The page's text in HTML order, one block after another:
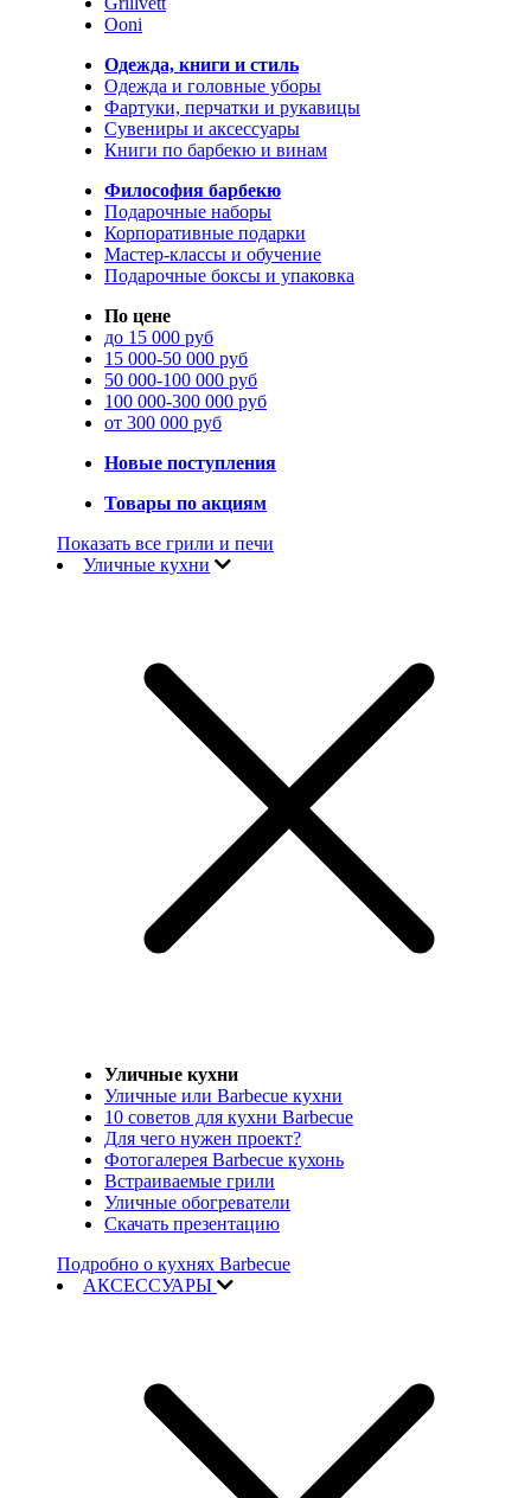
Ooni
Одежда, книги и стиль
Одежда и головные уборы
Фартуки, перчатки и рукавицы
Сувениры и аксессуары
Книги по барбекю и винам
Философия барбекю
Подарочные наборы
Корпоративные подарки
Мастер-классы и обучение
Подарочные боксы и упаковка
По цене
до 15 000 руб
15 000-50 000 руб
50 000-100 000 руб
100 000-300 000 руб
от 300 000 руб
Новые поступления
Товары по акциям
Показать все грили и печи
Уличные кухни
Уличные кухни
Уличные или Barbecue кухни
10 советов для кухни Barbecue
Для чего нужен проект?
Фотогалерея Barbecue кухонь
Встраиваемые грили
Уличные обогреватели
Скачать презентацию
Подробно о кухнях Barbecue
АКСЕССУАРЫ